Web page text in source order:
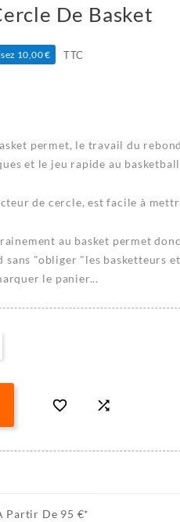
De Basket
10,00 € TTC
permet, le travail du
et le jeu rapide au
de cercle, est facile à
au basket permet
"obliger "les basketteurs
le panier...
 
Partir De 95 €*